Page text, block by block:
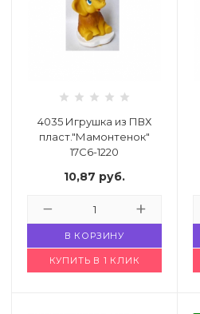
4035 Игрушка из ПВХ
пласт."Мамонтенок"
17С6-1220
10,87 руб.
В КОРЗИНУ
КУПИТЬ В 1 КЛИК